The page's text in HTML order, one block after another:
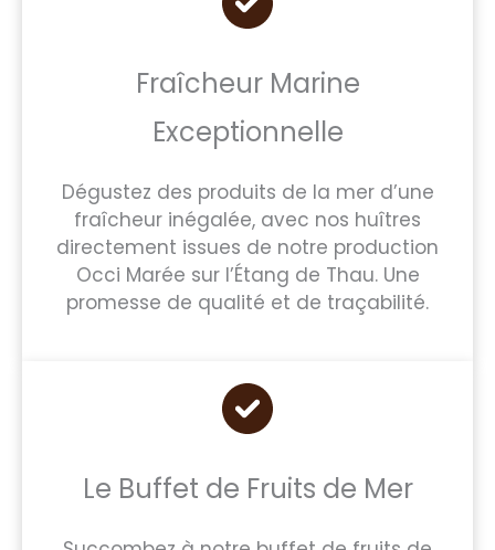
Fraîcheur Marine
Exceptionnelle
Dégustez des produits de la mer d’une
fraîcheur inégalée, avec nos huîtres
directement issues de notre production
Occi Marée sur l’Étang de Thau. Une
promesse de qualité et de traçabilité.
Le Buffet de Fruits de Mer